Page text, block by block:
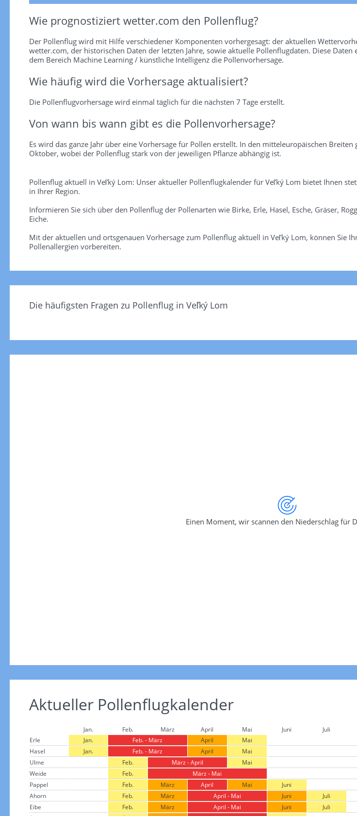
Wie prognostiziert wetter.com den Pollenflug?
Der Pollenflug wird mit Hilfe verschiedener Komponenten vorhergesagt: der aktuellen
wetter.com, der historischen Daten der letzten Jahre, sowie aktuelle Pollenflugdaten. Diese
dem Bereich Machine Learning / künstliche Intelligenz die Pollenvorhersage.
Wie häufig wird die Vorhersage aktualisiert?
Die Pollenflugvorhersage wird einmal täglich für die nächsten 7 Tage erstellt.
Von wann bis wann gibt es die Pollenvorhersage?
Es wird das ganze Jahr über eine Vorhersage für Pollen erstellt. In den mitteleuropäischen
Oktober, wobei der Pollenflug stark von der jeweiligen Pflanze abhängig ist.
Pollenflug aktuell in Veľký Lom: Unser aktueller Pollenflugkalender für Veľký Lom bietet Ihnen
in Ihrer Region.
Informieren Sie sich über den Pollenflug der Pollenarten wie Birke, Erle, Hasel, Esche, Gräser,
Eiche.
Mit der aktuellen und ortsgenauen Vorhersage zum Pollenflug aktuell in Veľký Lom, können Sie
Pollenallergien vorbereiten.
Die häufigsten Fragen zu Pollenflug in Veľký Lom
Einen Moment, wir scannen den Niederschlag für
Aktueller Pollenflugkalender
Jan. Feb. März April Mai Juni Juli
Erle
Jan. Feb. - März April
Mai
Hasel
Jan. Feb. - März April
Mai
Ulme
Feb. März - April
Mai
Weide
Feb.
März - Mai
Pappel
Feb. März April Mai
Juni
Ahorn
Feb. März April - Mai Juni
Juli
Eibe
Feb. März April - Mai Juni
Juli